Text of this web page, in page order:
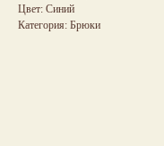
Цвет: Синий
Категория: Брюки